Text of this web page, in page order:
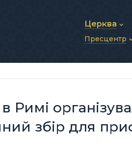
Церква
Про УГКЦ
Структура
Пресцентр
Публікації
Фото та відео
Архів новин
Римі
збір для